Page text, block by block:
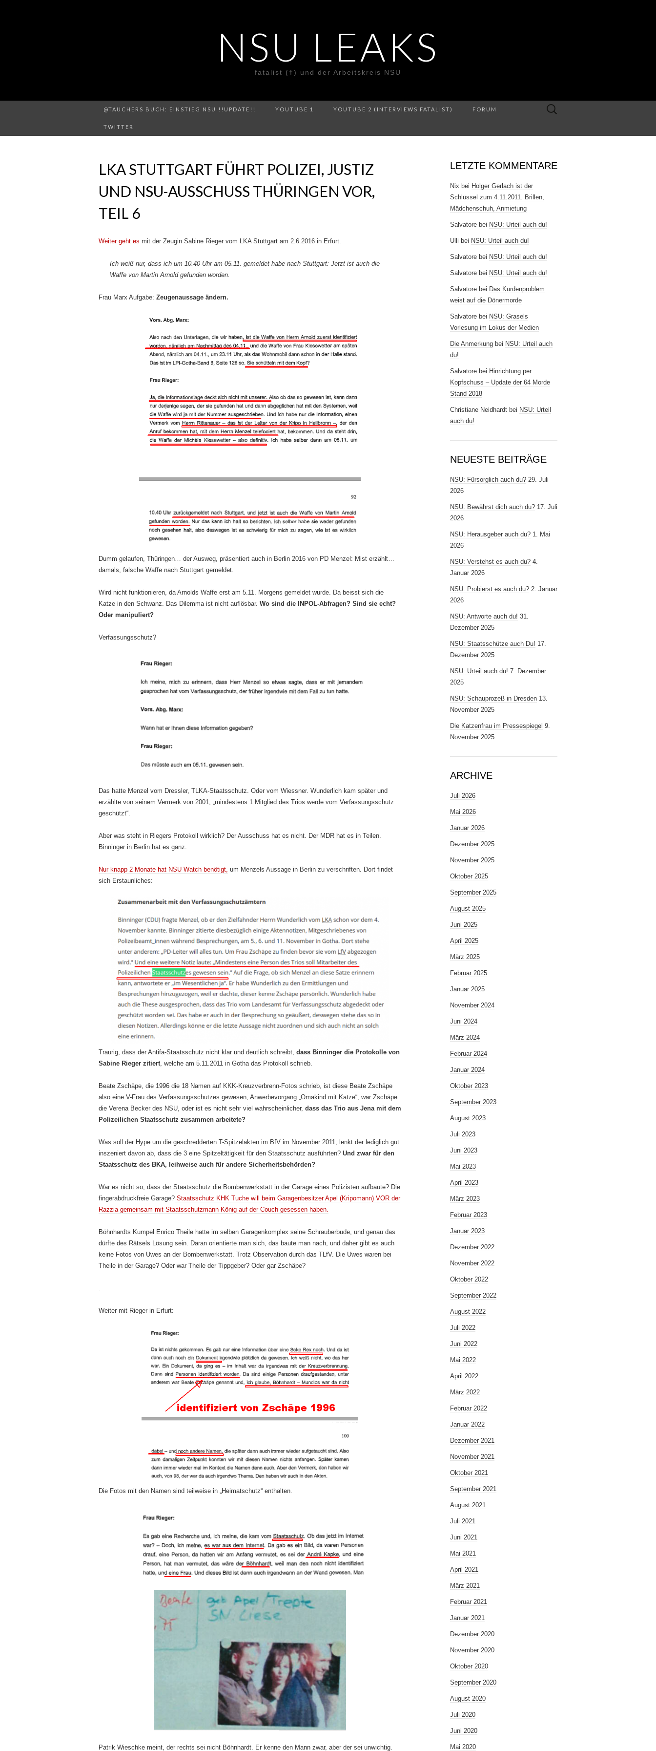
NSU LEAKS
fatalist (†) und der Arbeitskreis NSU
@TAUCHERS BUCH: EINSTIEG NSU !!UPDATE!! YOUTUBE 1 YOUTUBE 2 (INTERVIEWS FATALIST) FORUM
TWITTER
Suche
LKA STUTTGART FÜHRT POLIZEI, JUSTIZ
UND NSU-AUSSCHUSS THÜRINGEN VOR,
TEIL 6
Weiter geht es mit der Zeugin Sabine Rieger vom LKA Stuttgart am 2.6.2016 in Erfurt.
Ich weiß nur, dass ich um 10.40 Uhr am 05.11. gemeldet habe nach Stuttgart: Jetzt ist auch die
Waffe von Martin Arnold gefunden worden.
Frau Marx Aufgabe: Zeugenaussage ändern.
Dumm gelaufen, Thüringen… der Ausweg, präsentiert auch in Berlin 2016 von PD Menzel: Mist erzählt…
damals, falsche Waffe nach Stuttgart gemeldet.
Wird nicht funktionieren, da Arnolds Waffe erst am 5.11. Morgens gemeldet wurde. Da beisst sich die
Katze in den Schwanz. Das Dilemma ist nicht auflösbar. Wo sind die INPOL-Abfragen? Sind sie echt?
Oder manipuliert?
Verfassungsschutz?
Das hatte Menzel vom Dressler, TLKA-Staatsschutz. Oder vom Wiessner. Wunderlich kam später und
erzählte von seinem Vermerk von 2001, „mindestens 1 Mitglied des Trios werde vom Verfassungsschutz
geschützt“.
Aber was steht in Riegers Protokoll wirklich? Der Ausschuss hat es nicht. Der MDR hat es in Teilen.
Binninger in Berlin hat es ganz.
Nur knapp 2 Monate hat NSU Watch benötigt, um Menzels Aussage in Berlin zu verschriften. Dort findet
sich Erstaunliches:
Traurig, dass der Antifa-Staatsschutz nicht klar und deutlich schreibt, dass Binninger die Protokolle von
Sabine Rieger zitiert , welche am 5.11.2011 in Gotha das Protokoll schrieb.
Beate Zschäpe, die 1996 die 18 Namen auf KKK-Kreuzverbrenn-Fotos schrieb, ist diese Beate Zschäpe
also eine V-Frau des Verfassungsschutzes gewesen, Anwerbevorgang „Omakind mit Katze“, war Zschäpe
die Verena Becker des NSU, oder ist es nicht sehr viel wahrscheinlicher, dass das Trio aus Jena mit dem
Polizeilichen Staatsschutz zusammen arbeitete?
Was soll der Hype um die geschredderten T-Spitzelakten im BfV im November 2011, lenkt der lediglich gut
inszeniert davon ab, dass die 3 eine Spitzeltätigkeit für den Staatsschutz ausführten? Und zwar für den
Staatsschutz des BKA, leihweise auch für andere Sicherheitsbehörden?
War es nicht so, dass der Staatsschutz die Bombenwerkstatt in der Garage eines Polizisten aufbaute? Die
fingerabdruckfreie Garage? Staatsschutz KHK Tuche will beim Garagenbesitzer Apel (Kripomann) VOR der
Razzia gemeinsam mit Staatsschutzmann König auf der Couch gesessen haben.
Böhnhardts Kumpel Enrico Theile hatte im selben Garagenkomplex seine Schrauberbude, und genau das
dürfte des Rätsels Lösung sein. Daran orientierte man sich, das baute man nach, und daher gibt es auch
keine Fotos von Uwes an der Bombenwerkstatt. Trotz Observation durch das TLfV. Die Uwes waren bei
Theile in der Garage? Oder war Theile der Tippgeber? Oder gar Zschäpe?
Weiter mit Rieger in Erfurt:
Die Fotos mit den Namen sind teilweise in „Heimatschutz“ enthalten.
Patrik Wieschke meint, der rechts sei nicht Böhnhardt. Er kenne den Mann zwar, aber der sei unwichtig.
LETZTE KOMMENTARE
Nix bei Holger Gerlach ist der
Schlüssel zum 4.11.2011. Brillen,
Mädchenschuh, Anmietung
Salvatore bei NSU: Urteil auch du!
Ulli bei NSU: Urteil auch du!
Salvatore bei NSU: Urteil auch du!
Salvatore bei NSU: Urteil auch du!
Salvatore bei Das Kurdenproblem
weist auf die Dönermorde
Salvatore bei NSU: Grasels
Vorlesung im Lokus der Medien
Die Anmerkung bei NSU: Urteil auch
du!
Salvatore bei Hinrichtung per
Kopfschuss – Update der 64 Morde
Stand 2018
Christiane Neidhardt bei NSU: Urteil
auch du!
NEUESTE BEITRÄGE
NSU: Fürsorglich auch du? 29. Juli
2026
NSU: Bewährst dich auch du? 17. Juli
2026
NSU: Herausgeber auch du? 1. Mai
2026
NSU: Verstehst es auch du? 4.
Januar 2026
NSU: Probierst es auch du? 2. Januar
2026
NSU: Antworte auch du! 31.
Dezember 2025
NSU: Staatsschütze auch Du! 17.
Dezember 2025
NSU: Urteil auch du! 7. Dezember
2025
NSU: Schauprozeß in Dresden 13.
November 2025
Die Katzenfrau im Pressespiegel 9.
November 2025
ARCHIVE
Juli 2026
Mai 2026
Januar 2026
Dezember 2025
November 2025
Oktober 2025
September 2025
August 2025
Juni 2025
April 2025
März 2025
Februar 2025
Januar 2025
November 2024
Juni 2024
März 2024
Februar 2024
Januar 2024
Oktober 2023
September 2023
August 2023
Juli 2023
Juni 2023
Mai 2023
April 2023
März 2023
Februar 2023
Januar 2023
Dezember 2022
November 2022
Oktober 2022
September 2022
August 2022
Juli 2022
Juni 2022
Mai 2022
April 2022
März 2022
Februar 2022
Januar 2022
Dezember 2021
November 2021
Oktober 2021
September 2021
August 2021
Juli 2021
Juni 2021
Mai 2021
April 2021
März 2021
Februar 2021
Januar 2021
Dezember 2020
November 2020
Oktober 2020
September 2020
August 2020
Juli 2020
Juni 2020
Mai 2020